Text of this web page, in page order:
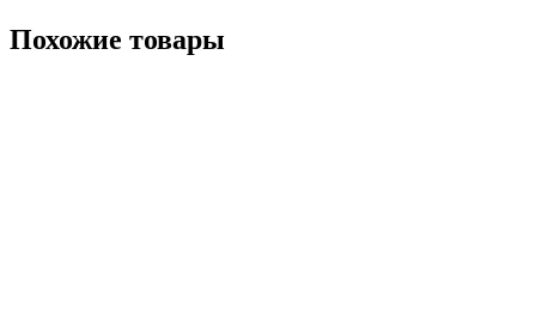
Похожие товары